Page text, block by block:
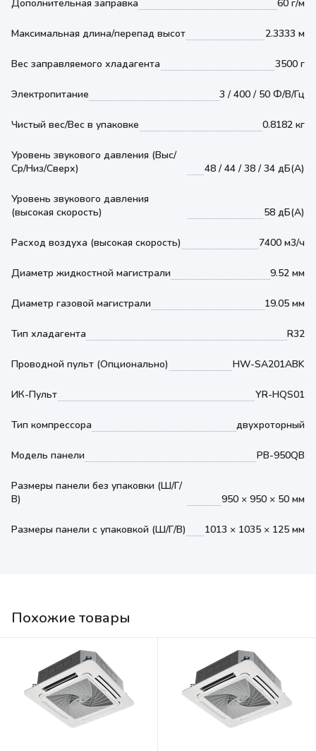
Дополнительная заправка 60 г/м
Максимальная длина/перепад высот 2.3333 м
Вес заправляемого хладагента 3500 г
Электропитание 3 / 400 / 50 Ф/В/Гц
Чистый вес/Вес в упаковке 0.8182 кг
Уровень звукового давления (Выс/
Ср/Низ/Сверх)
48 / 44 / 38 / 34 дБ(А)
Уровень звукового давления
(высокая скорость)
58 дБ(А)
Расход воздуха (высокая скорость) 7400 м3/ч
Диаметр жидкостной магистрали 9.52 мм
Диаметр газовой магистрали 19.05 мм
Тип хладагента R32
Проводной пульт (Опционально) HW-SA201ABK
ИК-Пульт YR-HQS01
Тип компрессора двухроторный
Модель панели PB-950QB
Размеры панели без упаковки (Ш/Г/
В)
950 × 950 × 50 мм
Размеры панели с упаковкой (Ш/Г/В) 1013 × 1035 × 125 мм
Похожие товары